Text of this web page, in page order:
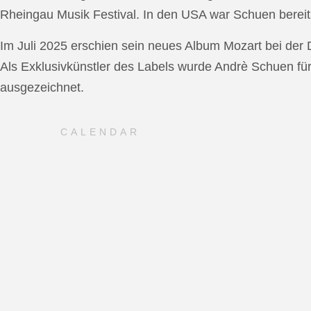
Rheingau Musik Festival. In den USA war Schuen
Im Juli 2025 erschien sein neues Album Mozart bei
Als Exklusivkünstler des Labels wurde Andrè Schuen
ausgezeichnet.
CALENDAR